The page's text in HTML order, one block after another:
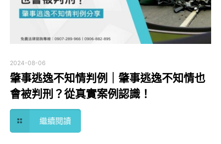
2024-08-06
肇事逃逸不知情判例｜肇事逃逸不知情也
會被判刑？從真實案例認識！
繼續閱讀